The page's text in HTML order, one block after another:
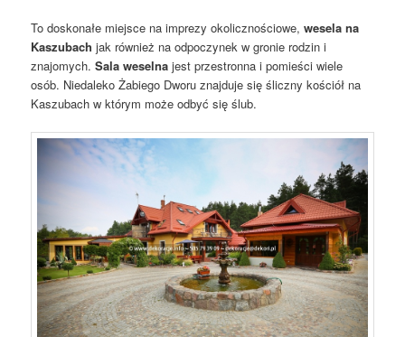
To doskonałe miejsce na imprezy okolicznościowe,wesela na
Kaszubach jak również na odpoczynek w gronie rodzin i
znajomych.Sala weselna jest przestronna i pomieści wiele
osób. Niedaleko Żabiego Dworu znajduje się śliczny kościół na
Kaszubach w którym może odbyć się ślub.